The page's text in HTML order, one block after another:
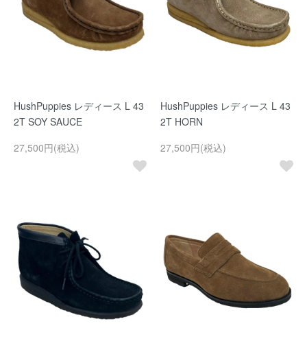
HushPuppies レディース L 43
2T SOY SAUCE
27,500円(税込)
HushPuppies レディース L 43
2T HORN
27,500円(税込)